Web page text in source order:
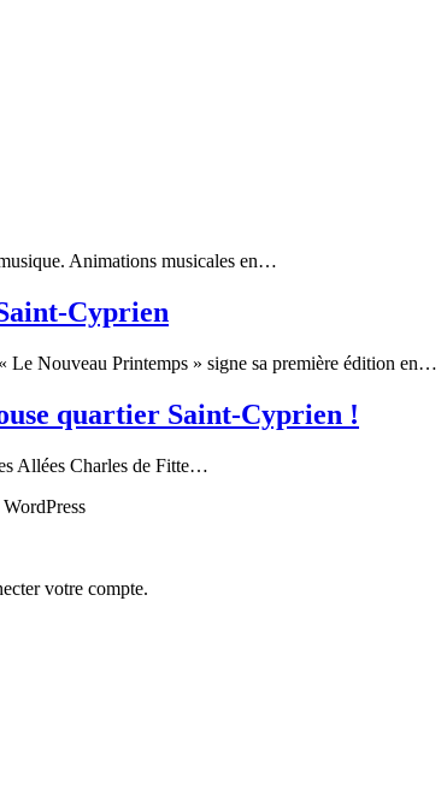
Animations musicales en…
Cyprien
Le Nouveau Printemps » signe sa première édition en…
quartier Saint-Cyprien !
Allées Charles de Fitte…
votre compte.